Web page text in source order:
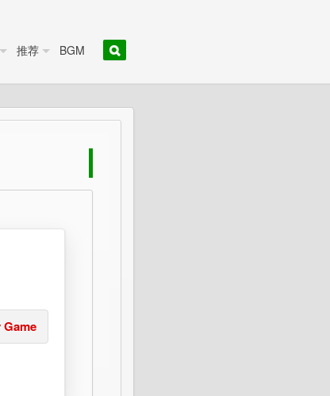
推荐 BGM
Game